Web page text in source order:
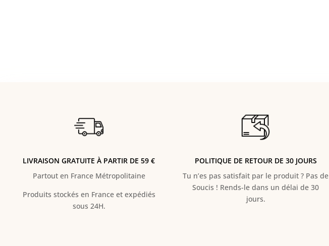
LIVRAISON GRATUITE À PARTIR DE 59 €
Partout en France Métropolitaine
Produits stockés en France et expédiés
sous 24H.
POLITIQUE DE RETOUR DE 30 JOURS
Tu n’es pas satisfait par le produit ? Pas de
Soucis ! Rends-le dans un délai de 30
jours.